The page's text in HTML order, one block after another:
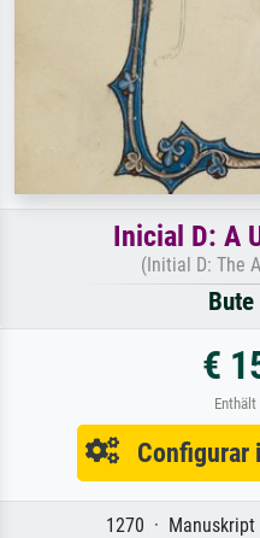
Inicial D: A
(Initial D: The
€
Enthält
Configurar
1270 ·